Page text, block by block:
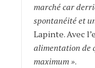
marché car
spontanéité et
Lapinte. Avec
alimentation de
maximum ».